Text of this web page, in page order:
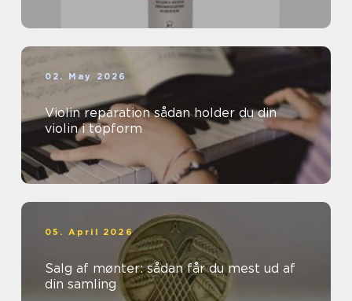
02. May 2026
Violin reparation sådan holder du din
violin i topform
05. April 2026
Salg af mønter: sådan får du mest ud af
din samling